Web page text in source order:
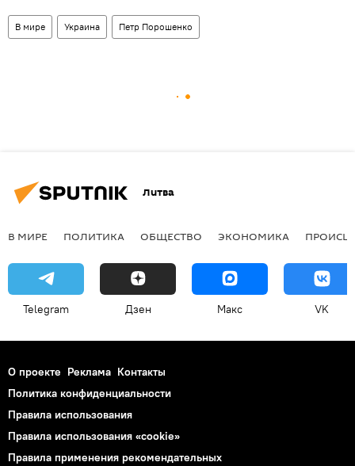
В мире Украина Петр Порошенко
Литва
В МИРЕ ПОЛИТИКА ОБЩЕСТВО ЭКОНОМИКА
Telegram Дзен Макс VK
О проекте Реклама Контакты
Политика конфиденциальности
Правила использования
Правила использования «cookie»
Правила применения рекомендательных